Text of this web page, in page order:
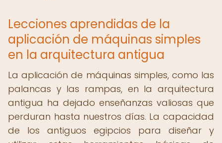
Lecciones aprendidas de la
aplicación de máquinas simples
en la arquitectura antigua
La aplicación de máquinas simples, como las
palancas y las rampas, en la arquitectura
antigua ha dejado enseñanzas valiosas que
perduran hasta nuestros días. La capacidad
de los antiguos egipcios para diseñar y